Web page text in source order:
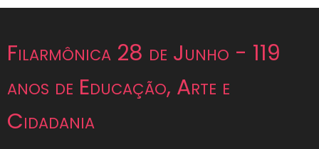
Filarmônica 28 de Junho - 119
anos de Educação, Arte e
Cidadania